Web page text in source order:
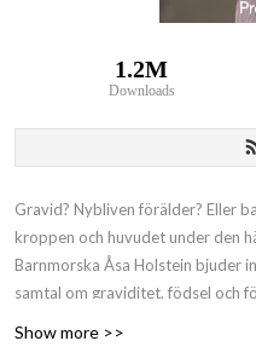
1.2M
Downloads
Gravid? Nybliven förälder? Eller
kroppen och huvudet under den
Barnmorska Åsa Holstein bjuder
samtal om graviditet, födsel och
Show more >>